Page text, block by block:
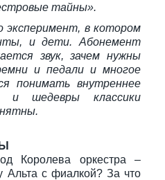
тайны».
в котором
и дети. Абонемент
звук, зачем нужны
и педали и многое
понимать внутреннее
и шедевры классики
Королева оркестра –
Альта с фиалкой? За что